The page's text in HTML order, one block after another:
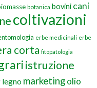
botanica bovini cani
coltivazioni
erbe medicinali erbe
corta fitopatologia
istruzione
legno marketingolio